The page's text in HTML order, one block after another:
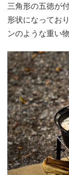
三角形の五徳が
形状になってお
ンのような重い